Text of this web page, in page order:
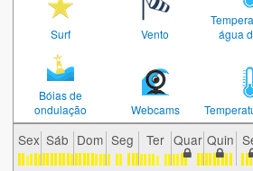
Surf Vento
água
Bóias de
ondulação
Webcams
Sex Sáb Dom Seg Ter Quar Quin